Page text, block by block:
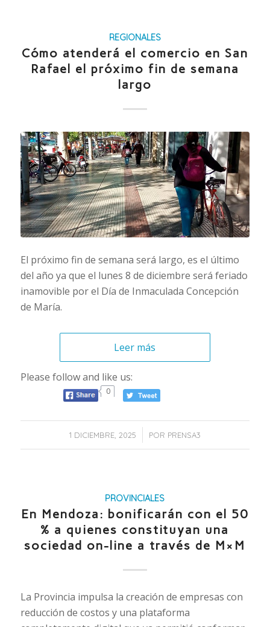
REGIONALES
Cómo atenderá el comercio en San
Rafael el próximo fin de semana
largo
El próximo fin de semana será largo, es el último
del año ya que el lunes 8 de diciembre será feriado
inamovible por el Día de Inmaculada Concepción
de María.
Leer más
Please follow and like us:
0
1 DICIEMBRE, 2025
/ POR PRENSA3
PROVINCIALES
En Mendoza: bonificarán con el 50
% a quienes constituyan una
sociedad on-line a través de M×M
La Provincia impulsa la creación de empresas con
reducción de costos y una plataforma